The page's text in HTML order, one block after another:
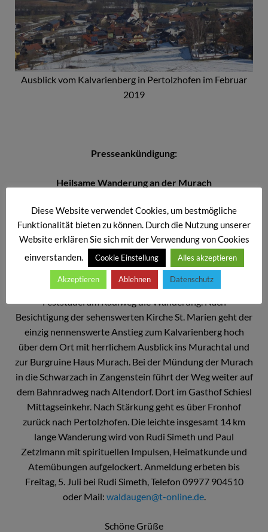
Ausblick vom Kalvarienberg in Pertolzhofen im Februar
2019
Presseankündigung:
Heilsame Wanderung an der Murach
Landkreis:Zum Abschluß der diesjährigen Serie heilsamer
Flusswanderungen wird am kommenden Sonntag, 7. Juli
die Murach erwandert. Treff dazu ist um 9.00 Uhr am
Parkplatz an der B 22 bei Willmering. In
Fahrgemeinschaften wird dann über Oberviechtach nach
Pertolzhofen gefahren. Gegen 9.30 Uhr startet dort beim
Feststadel am Radlweg die Wanderung. Nach
Besichtigung der sehenswerten Kirche St. Marien geht der
einzig nennenswerte Anstieg zum Kalvarienberg hoch
über dem Ort mit herrlichem Ausblick ins Murachtal und
zur Burgruine Haus Murach. Bei der Mündung der Murach
in die Schwarzach in Zangenstein führt der Weg weiter auf
dem Bahnradweg nach Altendorf. Dort im Gasthof Schiesl
Mittagseinkehr. Nach Stärkung geht es über Fronhof
zurück nach Pertolzhofen. Die leichte insgesamt 14 km
lange Wanderung wird von Rudi Simeth und Paul
Zetzlmann mit spirituellen Impulsen, Heimatkunde und
Atemübungen aufgelockert. Anmeldung erbeten bis
Freitag, 5. Juli bei Rudi Simeth, Telefon 09977 904510
oder Mail: waldaugen@t-online.de.
Schöne Grüße
Diese Website verwendet Cookies, um bestmögliche
Funktionalität bieten zu können. Durch die Nutzung unserer
Website erklären Sie sich mit der Verwendung von Cookies
einverstanden.
Cookie Einstellung Alles akzeptieren
Akzeptieren Ablehnen Datenschutz